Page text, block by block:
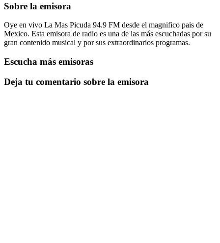
Sobre la emisora
Oye en vivo La Mas Picuda 94.9 FM desde el magnifico pais de
Mexico. Esta emisora de radio es una de las más escuchadas por su
gran contenido musical y por sus extraordinarios programas.
Escucha más emisoras
Deja tu comentario sobre la emisora